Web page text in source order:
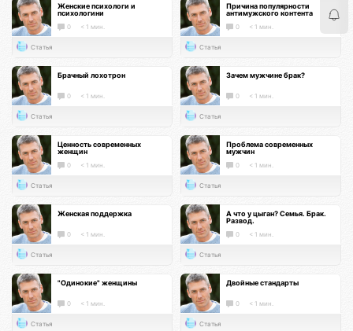
Женские психологи и
психологини
0 < 1 мин.
Статья
Причина популярности
антимужского контента
0 < 1 мин.
Статья
Брачный лохотрон
0 < 1 мин.
Статья
Зачем мужчине брак?
0 < 1 мин.
Статья
Ценность современных
женщин
0 < 1 мин.
Статья
Проблема современных
мужчин
0 < 1 мин.
Статья
Женская поддержка
0 < 1 мин.
Статья
А что у цыган? Семья. Брак.
Развод.
0 < 1 мин.
Статья
"Одинокие" женщины
0 < 1 мин.
Статья
Двойные стандарты
0 < 1 мин.
Статья